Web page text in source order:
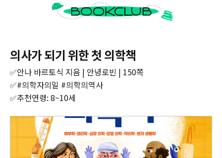
의사가 되기 위한 첫 의학책
✅안나 바르토식 지음 | 안녕로빈 | 150쪽
✅#의학자의일 #의학의역사
✅추천연령: 8~10세